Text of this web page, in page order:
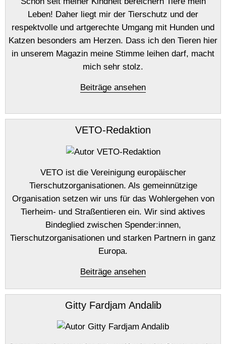
Leben! Daher liegt mir der Tierschutz und der
respektvolle und artgerechte Umgang mit Hunden und
Katzen besonders am Herzen. Dass ich den Tieren hier
in unserem Magazin meine Stimme leihen darf, macht
mich sehr stolz.
Beiträge ansehen
VETO-Redaktion
VETO ist die Vereinigung europäischer
Tierschutzorganisationen. Als gemeinnützige
Organisation setzen wir uns für das Wohlergehen von
Tierheim- und Straßentieren ein. Wir sind aktives
Bindeglied zwischen Spender:innen,
Tierschutzorganisationen und starken Partnern in ganz
Europa.
Beiträge ansehen
Gitty Fardjam Andalib